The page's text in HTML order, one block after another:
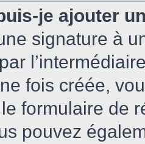
je ajouter
signature à
fois créée,
formulaire de
pouvez